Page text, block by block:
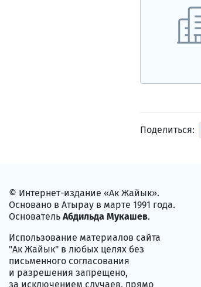
Поделиться:
© Интернет-издание «Ак Жайык».
Основано в Атырау в марте 1991 года.
Основатель Абдильда Мукашев.
Использование материалов сайта
"Ак Жайык" в любых целях без
письменного согласования
и разрешения запрещено,
за исключением случаев, прямо